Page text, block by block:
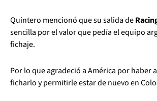
Quintero mencionó que su salida de
sencilla por el valor que pedía el equipo
fichaje.
Por lo que agradeció a América por haber
ficharlo y permitirle estar de nuevo en